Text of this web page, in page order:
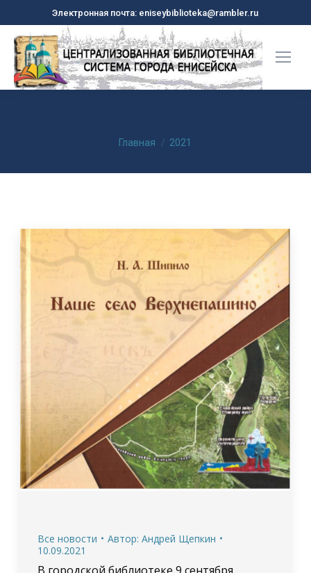
Электронная почта: eniseybiblioteka@rambler.ru
Вы здесь:
Главная 2021
Все новости Автор: Андрей Щепкин
10.09.2021